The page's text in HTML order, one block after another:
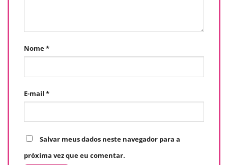
Nome*
E-mail *
Salvar meus dados neste navegador para a
próxima vez que eu comentar.